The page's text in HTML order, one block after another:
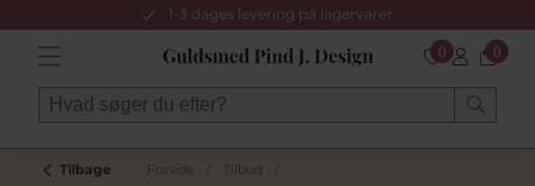
1-3 dages levering på lagervarer
0 0
Tilbage Forside Tilbud